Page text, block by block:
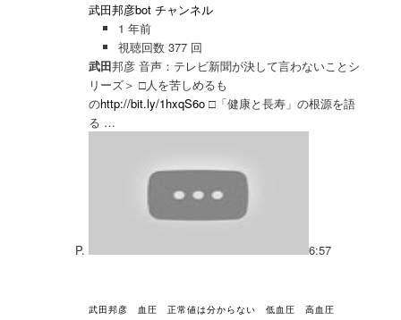
武田邦彦bot チャンネル
1 年前
視聴回数 377 回
武田邦彦 音声：テレビ新聞が決して言わないことシ
リーズ＞ □人を苦しめるも
のhttp://bit.ly/1hxqS6o □「健康と長寿」の根源を語
る …
6:57
武田邦彦 血圧 正常値は分からない 低血圧 高血圧